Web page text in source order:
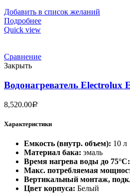
Добавить в список желаний
Подробнее
Quick view
Сравнение
Закрыть
Водонагреватель Electrolux
8,520.00Р
Характеристики
Емкость (внутр. объем): 10 л
Материал бака: эмаль
Время нагрева воды до 75°С:
Макс. потребляемая
Вертикальный монтаж,
Цвет корпуса: Белый